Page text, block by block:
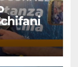
presi”